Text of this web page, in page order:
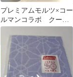
プレミアムモルツ×コー
ルマンコラボ クーラ
ートートバッグ